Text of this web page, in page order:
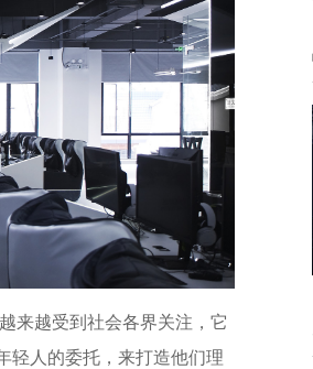
来越受到社会各界关注，它
轻人的委托，来打造他们理